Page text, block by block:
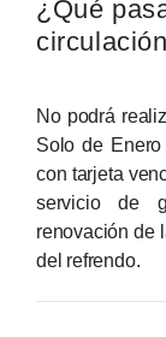
¿Qué
No podrá
Solo de
con tarjeta
servicio de
renovación de
del refrendo.